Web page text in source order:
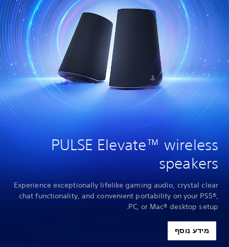
PULSE Elevate™ wireless
speakers
Experience exceptionally lifelike gaming audio, crystal clear
chat functionality, and convenient portability on your PS5®,
PC, or Mac® desktop setup.
מידע נוסף